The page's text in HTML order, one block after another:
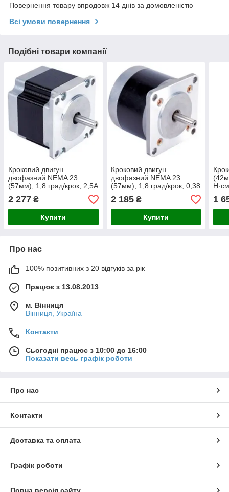
Повернення товару впродовж 14 днів за домовленістю
Всі умови повернення
Подібні товари компанії
Кроковий двигун
двофазний NEMA 23
(57мм), 1,8 град/крок, 2,5А
2 277 ₴
Купити
Кроковий двигун
двофазний NEMA 23
(57мм), 1,8 град/крок, 0,38
А, 6-проводний
2 185₴
Купити
1
Про нас
100% позитивних з 20 відгуків за рік
Працює з 13.08.2013
м. Вінниця
Вінниця, Україна
Контакти
Сьогодні працює з 10:00 до 16:00
Показати весь графік роботи
Про нас
Контакти
Доставка та оплата
Графік роботи